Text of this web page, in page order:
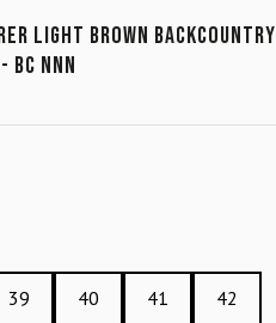
Light Brown backcountry
NNN
39 40 41 42